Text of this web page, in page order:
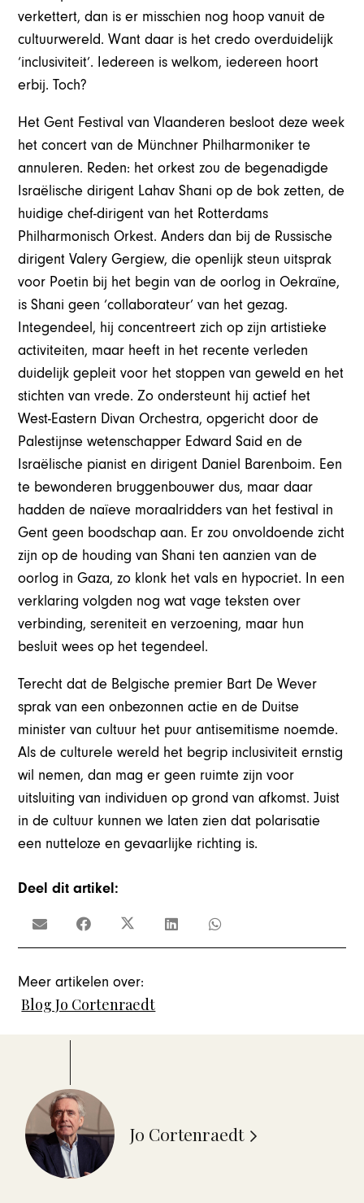
verkettert, dan is er misschien nog hoop vanuit de
cultuurwereld. Want daar is het credo overduidelijk
‘inclusiviteit’. Iedereen is welkom, iedereen hoort
erbij. Toch?
Het Gent Festival van Vlaanderen besloot deze week
het concert van de Münchner Philharmoniker te
annuleren. Reden: het orkest zou de begenadigde
Israëlische dirigent Lahav Shani op de bok zetten, de
huidige chef-dirigent van het Rotterdams
Philharmonisch Orkest. Anders dan bij de Russische
dirigent Valery Gergiew, die openlijk steun uitsprak
voor Poetin bij het begin van de oorlog in Oekraïne,
is Shani geen ‘collaborateur’ van het gezag.
Integendeel, hij concentreert zich op zijn artistieke
activiteiten, maar heeft in het recente verleden
duidelijk gepleit voor het stoppen van geweld en het
stichten van vrede. Zo ondersteunt hij actief het
West-Eastern Divan Orchestra, opgericht door de
Palestijnse wetenschapper Edward Said en de
Israëlische pianist en dirigent Daniel Barenboim. Een
te bewonderen bruggenbouwer dus, maar daar
hadden de naïeve moraalridders van het festival in
Gent geen boodschap aan. Er zou onvoldoende zicht
zijn op de houding van Shani ten aanzien van de
oorlog in Gaza, zo klonk het vals en hypocriet. In een
verklaring volgden nog wat vage teksten over
verbinding, sereniteit en verzoening, maar hun
besluit wees op het tegendeel.
Terecht dat de Belgische premier Bart De Wever
sprak van een onbezonnen actie en de Duitse
minister van cultuur het puur antisemitisme noemde.
Als de culturele wereld het begrip inclusiviteit ernstig
wil nemen, dan mag er geen ruimte zijn voor
uitsluiting van individuen op grond van afkomst. Juist
in de cultuur kunnen we laten zien dat polarisatie
een nutteloze en gevaarlijke richting is.
Deel dit artikel:
Meer artikelen over:
Blog Jo Cortenraedt
Jo Cortenraedt